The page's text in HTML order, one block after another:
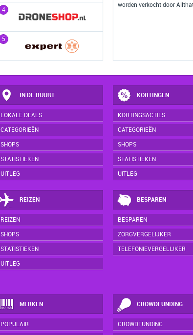
4
5
worden verkocht door
IN DE BUURT
LOKALE DEALS
CATEGORIEËN
SHOPS
STATISTIEKEN
UITLEG
KORTINGEN
KORTINGSACTIES
CATEGORIEËN
SHOPS
STATISTIEKEN
UITLEG
REIZEN
REIZEN
SHOPS
STATISTIEKEN
UITLEG
BESPAREN
BESPAREN
ZORGVERGELIJKER
TELEFONIEVERGELIJKER
MERKEN
POPULAIR
CROWDFUNDING
CROWDFUNDING